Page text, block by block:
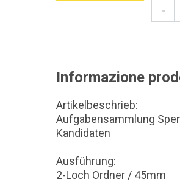
-
Informazione
Artikelbeschrieb:
Aufgabensammlung
Kandidaten
Ausführung:
2-Loch Ordner / 45mm